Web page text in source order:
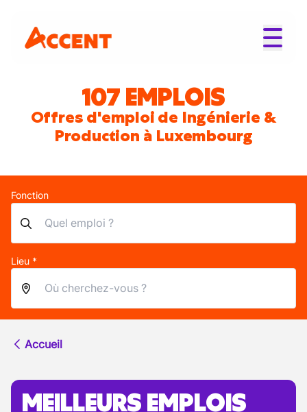
107 EMPLOIS
Offres d'emploi de Ingénierie &
Production à Luxembourg
Fonction
Lieu *
Accueil
MEILLEURS EMPLOIS